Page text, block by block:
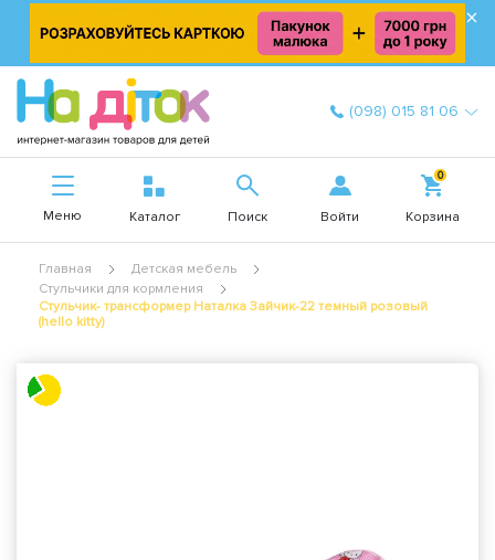
×
(098) 015 81 06
Меню Каталог Поиск Войти
0
Корзина
Главная
Детская мебель
Стульчики для кормления
Стульчик- трансформер Наталка Зайчик-22 темный розовый
(hello kitty)